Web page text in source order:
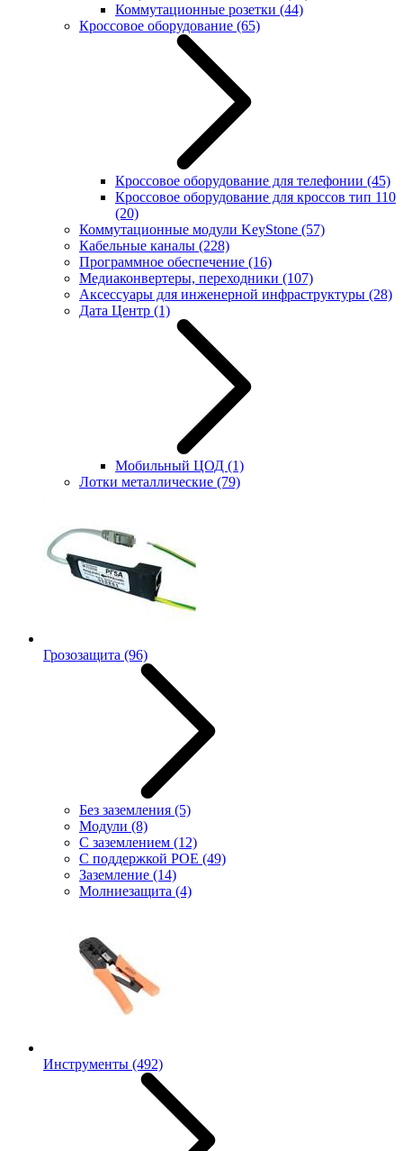
Коммутационные розетки (44)
Кроссовое оборудование (65)
Кроссовое оборудование для телефонии (45)
Кроссовое оборудование для кроссов тип 110
(20)
Коммутационные модули KeyStone (57)
Кабельные каналы (228)
Программное обеспечение (16)
Медиаконвертеры, переходники (107)
Аксессуары для инженерной инфраструктуры (28)
Дата Центр (1)
Мобильный ЦОД (1)
Лотки металлические (79)
Грозозащита (96)
Без заземления (5)
Модули (8)
С заземлением (12)
С поддержкой POE (49)
Заземление (14)
Молниезащита (4)
Инструменты (492)